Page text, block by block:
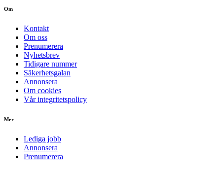
Om
Kontakt
Om oss
Prenumerera
Nyhetsbrev
Tidigare nummer
Säkerhetsgalan
Annonsera
Om cookies
Vår integritetspolicy
Mer
Lediga jobb
Annonsera
Prenumerera